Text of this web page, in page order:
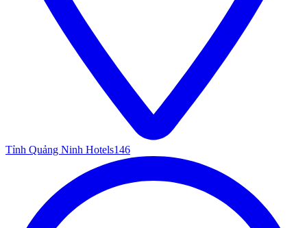
Tỉnh Quảng Ninh Hotels146